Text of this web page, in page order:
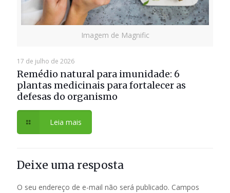
Imagem de Magnific
17 de julho de 2026
Remédio natural para imunidade: 6
plantas medicinais para fortalecer as
defesas do organismo
Leia mais
Deixe uma resposta
O seu endereço de e-mail não será publicado. Campos